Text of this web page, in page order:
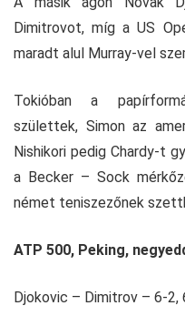
Dimitrovot, míg a US
maradt alul Murray-vel
Tokióban a
születtek, Simon az
Nishikori pedig Chardy-t
a Becker – Sock
német teniszezőnek
ATP 500, Peking,
Djokovic – Dimitrov – 6-2,